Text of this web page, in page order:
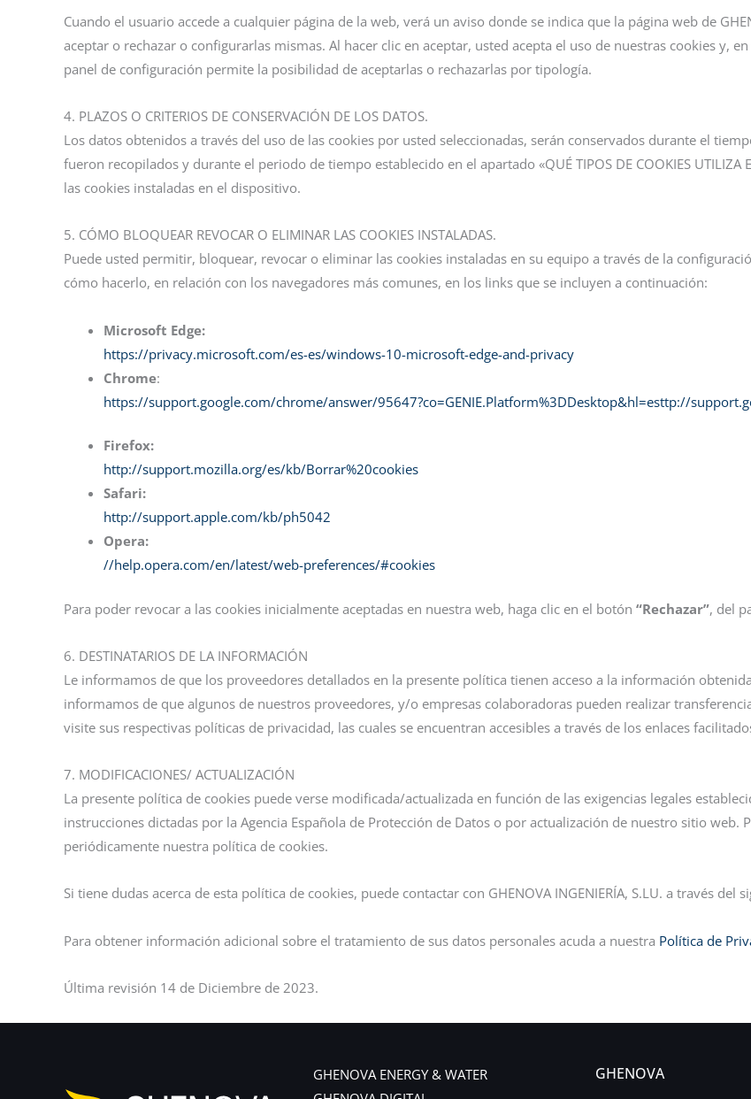
Cuando el usuario accede a cualquier página de la web, verá un aviso donde se indica que la página web de
aceptar o rechazar o configurarlas mismas. Al hacer clic en aceptar, usted acepta el uso de nuestras cookies y,
panel de configuración permite la posibilidad de aceptarlas o rechazarlas por tipología.
4. PLAZOS O CRITERIOS DE CONSERVACIÓN DE LOS DATOS.
Los datos obtenidos a través del uso de las cookies por usted seleccionadas, serán conservados durante el
fueron recopilados y durante el periodo de tiempo establecido en el apartado «QUÉ TIPOS DE COOKIES UTILIZA
las cookies instaladas en el dispositivo.
5. CÓMO BLOQUEAR REVOCAR O ELIMINAR LAS COOKIES INSTALADAS.
Puede usted permitir, bloquear, revocar o eliminar las cookies instaladas en su equipo a través de la
cómo hacerlo, en relación con los navegadores más comunes, en los links que se incluyen a continuación:
Microsoft Edge:
https://privacy.microsoft.com/es-es/windows-10-microsoft-edge-and-privacy
Chrome:
https://support.google.com/chrome/answer/95647?co=GENIE.Platform%3DDesktop&hl=esttp://
Firefox:
http://support.mozilla.org/es/kb/Borrar%20cookies
Safari:
http://support.apple.com/kb/ph5042
Opera:
//help.opera.com/en/latest/web-preferences/#cookies
Para poder revocar a las cookies inicialmente aceptadas en nuestra web, haga clic en el botón “Rechazar”, del
6. DESTINATARIOS DE LA INFORMACIÓN
Le informamos de que los proveedores detallados en la presente política tienen acceso a la información
informamos de que algunos de nuestros proveedores, y/o empresas colaboradoras pueden realizar
visite sus respectivas políticas de privacidad, las cuales se encuentran accesibles a través de los enlaces
7. MODIFICACIONES/ ACTUALIZACIÓN
La presente política de cookies puede verse modificada/actualizada en función de las exigencias legales
instrucciones dictadas por la Agencia Española de Protección de Datos o por actualización de nuestro sitio web.
periódicamente nuestra política de cookies.
Si tiene dudas acerca de esta política de cookies, puede contactar con GHENOVA INGENIERÍA, S.LU. a través del
Para obtener información adicional sobre el tratamiento de sus datos personales acuda a nuestra Política de
Última revisión 14 de Diciembre de 2023.
GHENOVA ENERGY & WATER
GHENOVA